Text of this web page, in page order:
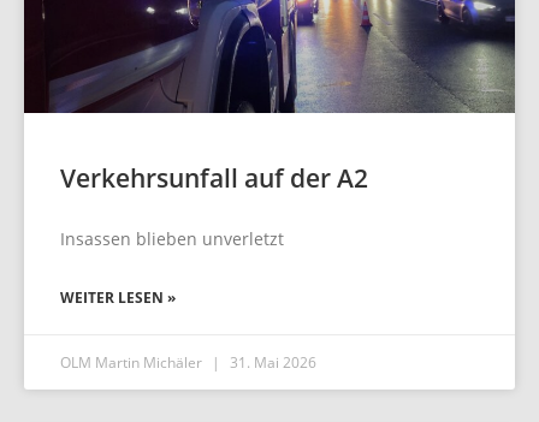
Verkehrsunfall auf der A2
Insassen blieben unverletzt
WEITER LESEN »
OLM Martin Michäler 31. Mai 2026